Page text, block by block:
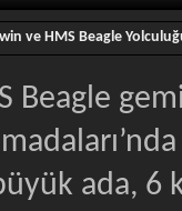
ve HMS Beagle
Beagle
ada, 6